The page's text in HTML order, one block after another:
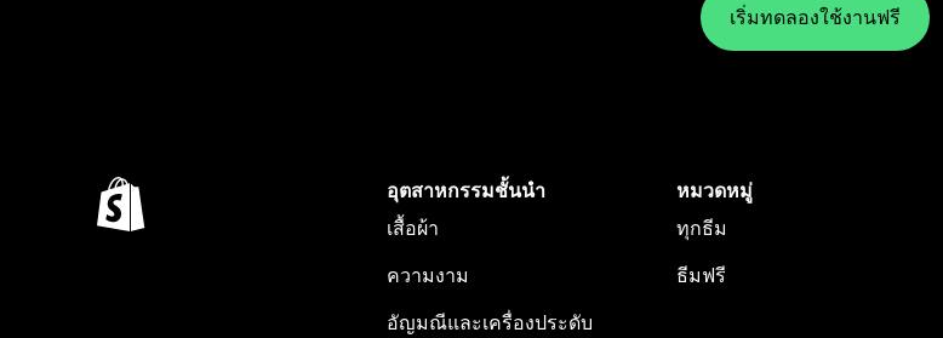
เริ่มทดลองใช้งานฟรี
อุตสาหกรรมชั้นนำ
เสื้อผ้า
ความงาม
อัญมณีและเครื่องประดับ
หมวดหมู่
ทุกธีม
ธีมฟรี